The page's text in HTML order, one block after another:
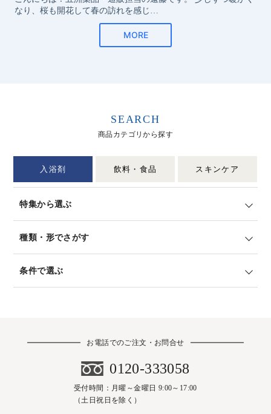
SEARCH
商品カテゴリから探す
入浴剤 飲料・食品 スキンケア
特集から選ぶ
種類・形でさがす
条件で選ぶ
お電話でのご注文・お問合せ
0120-333058
受付時間：月曜～金曜日 9:00～17:00
（土日祝日を除く）